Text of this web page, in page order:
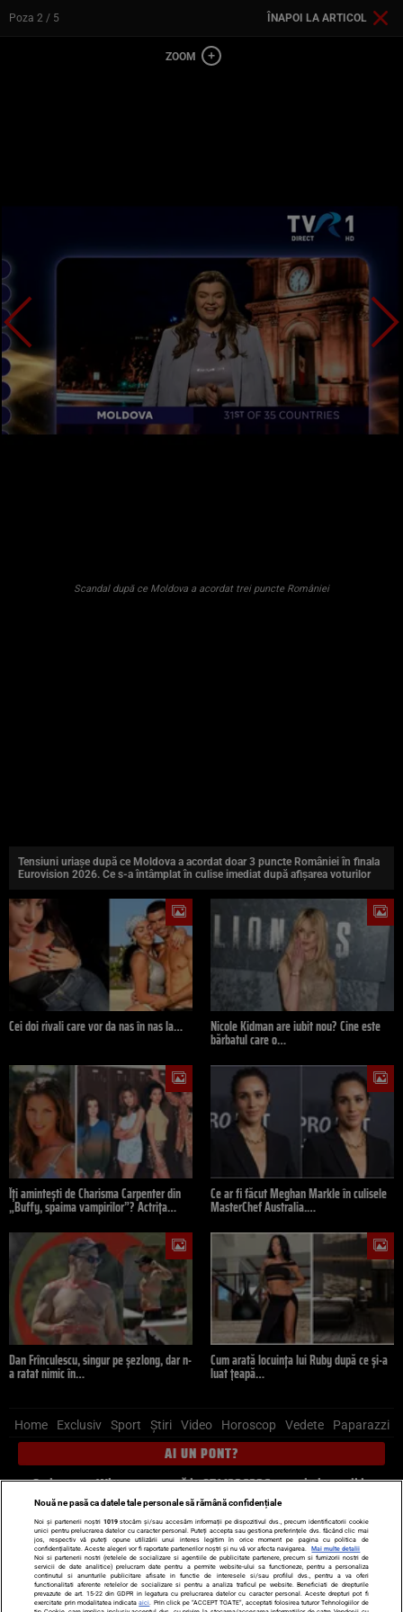
Poza 2 / 5 ÎNAPOI LA ARTICOL
Scandal după ce Moldova a acordat trei puncte României
Tensiuni uriașe după ce Moldova a acordat doar 3 puncte României în finala
Eurovision 2026. Ce s-a întâmplat în culise imediat după afișarea voturilor
Cei doi rivali care vor da nas în nas la… Nicole Kidman are iubit nou? Cine este
bărbatul care o…
Îți amintești de Charisma Carpenter din
„Buffy, spaima vampirilor”? Actrița…
Ce ar fi făcut Meghan Markle în culisele
MasterChef Australia.…
Dan Frînculescu, singur pe șezlong, dar n-
a ratat nimic în…
Cum arată locuința lui Ruby după ce și-a
luat țeapă…
Home Exclusiv Sport Știri Video Horoscop Vedete Paparazzi
AI UN PONT?
Scrie-ne pe Whatsapp, sună la 0741226226 sau trimite mail la
pont@cancan.ro
Știri interne Știri externe
Politică
Ultimele stiri
Diete Insula Iubirii Dictionar de vise
LIFE STYLE
Horoscop
Nouă ne pasă ca datele tale personale să rămână confidențiale
Noi și partenerii noștri 1019stocăm și/sau accesăm informații pe dispozitivul dvs., precum identificatorii cookie
unici pentru prelucrarea datelor cu caracter personal. Puteți accepta sau gestiona preferințele dvs. făcând clic mai
jos, respectiv vă puteți opune utilizării unui interes legitim în orice moment pe pagina cu politica de
confidențialitate. Aceste alegeri vor fi raportate partenerilor noștri și nu vă vor afecta navigarea.
Mai multe detalii
Noi si partenerii nostri (retelele de socializare si agentiile de publicitate partenere, precum si furnizorii nostri de
servicii de date analitice) prelucram date pentru a permite website-ului sa functioneze, pentru a personaliza
continutul si anunturile publicitare afisate in functie de interesele si/sau profilul dvs., pentru a va oferi
functionalitati aferente retelelor de socializare si pentru a analiza traficul pe website. Beneficiati de drepturile
prevazute de art. 15-22 din GDPR in legatura cu prelucrarea datelor cu caracter personal. Aceste drepturi pot fi
exercitate prin modalitatea indicataaici . Prin click pe “ACCEPT TOATE”, acceptati folosirea tuturor Tehnologiilor de